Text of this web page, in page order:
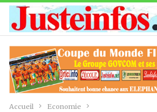
Accueil Economie